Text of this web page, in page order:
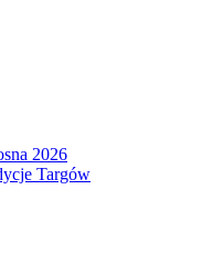
2026
Targów